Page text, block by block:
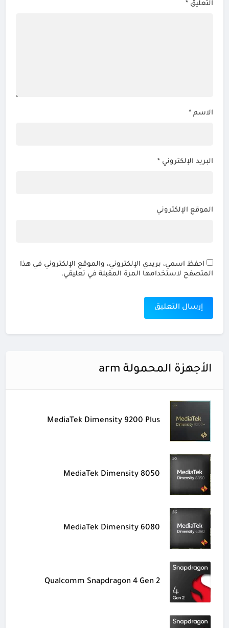
التعليق*
الاسم*
البريد الإلكتروني*
الموقع الإلكتروني
احفظ اسمي، بريدي الإلكتروني، والموقع الإلكتروني في هذا
المتصفح لاستخدامها المرة المقبلة في تعليقي.
الأجهزة المحمولة arm
MediaTek Dimensity 9200 Plus
MediaTek Dimensity 8050
MediaTek Dimensity 6080
Qualcomm Snapdragon 4 Gen 2